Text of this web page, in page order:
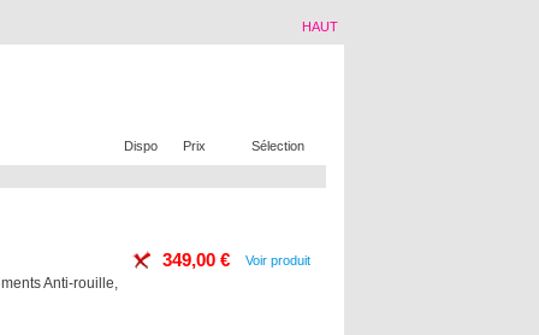
HAUT
Dispo Prix Sélection
Anti-rouille,
349,00 € Voir produit